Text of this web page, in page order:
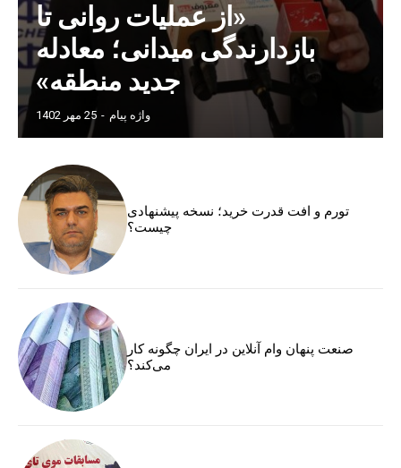
«از عملیات روانی تا
بازدارندگی میدانی؛ معادله
جدید منطقه»
واژه پیام - 25 مهر 1402
تورم و افت قدرت خرید؛ نسخه پیشنهادی
چیست؟
صنعت پنهان وام آنلاین در ایران چگونه کار
می‌کند؟